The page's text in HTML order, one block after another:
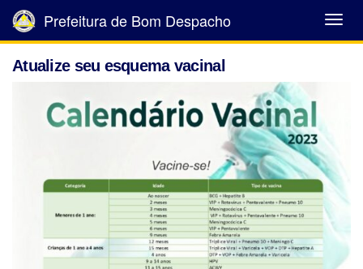
Abrir
Menu
Prefeitura de Bom Despacho
Atualize seu esquema vacinal